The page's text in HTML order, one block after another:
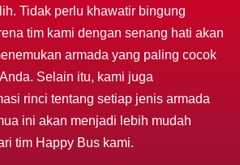
Tidak perlu khawatir bingung
tim kami dengan senang hati akan
armada yang paling cocok
Selain itu, kami juga
rinci tentang setiap jenis armada
ini akan menjadi lebih mudah
tim Happy Bus kami.